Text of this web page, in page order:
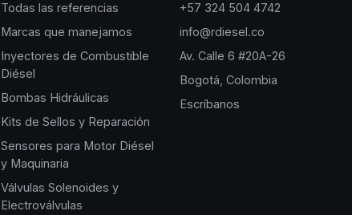
Todas las referencias
Marcas que manejamos
Inyectores de Combustible
Diésel
Bombas Hidráulicas
Kits de Sellos y Reparación
Sensores para Motor Diésel
y Maquinaria
Válvulas Solenoides y
Electroválvulas
+57 324 504 4742
info@rdiesel.co
Av. Calle 6 #20A-26
Bogotá, Colombia
Escríbanos